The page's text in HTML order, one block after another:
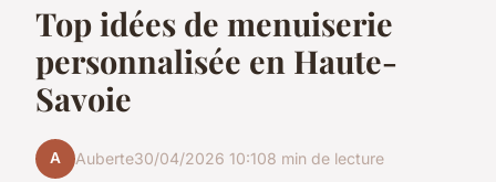
Top idées de menuiserie
personnalisée en Haute-
Savoie
A Auberte30/04/2026 10:108 min de lecture